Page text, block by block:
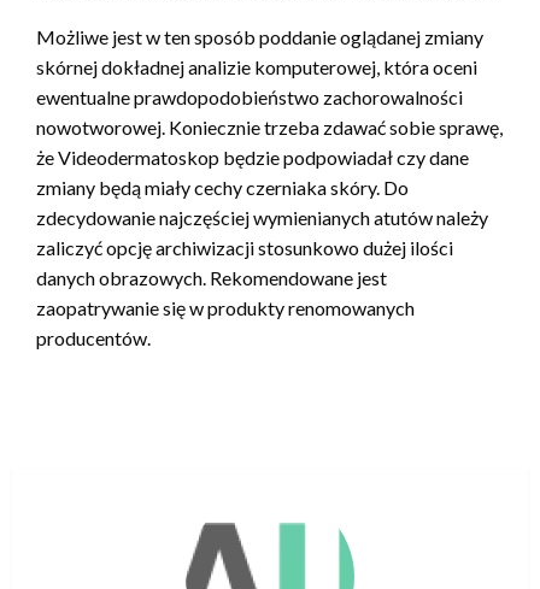
Możliwe jest w ten sposób poddanie oglądanej zmiany
skórnej dokładnej analizie komputerowej, która oceni
ewentualne prawdopodobieństwo zachorowalności
nowotworowej. Koniecznie trzeba zdawać sobie sprawę,
że Videodermatoskop będzie podpowiadał czy dane
zmiany będą miały cechy czerniaka skóry. Do
zdecydowanie najczęściej wymienianych atutów należy
zaliczyć opcję archiwizacji stosunkowo dużej ilości
danych obrazowych. Rekomendowane jest
zaopatrywanie się w produkty renomowanych
producentów.